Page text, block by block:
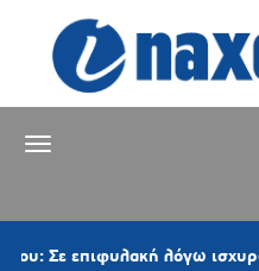
λόγω ισχυρών ανέμων –